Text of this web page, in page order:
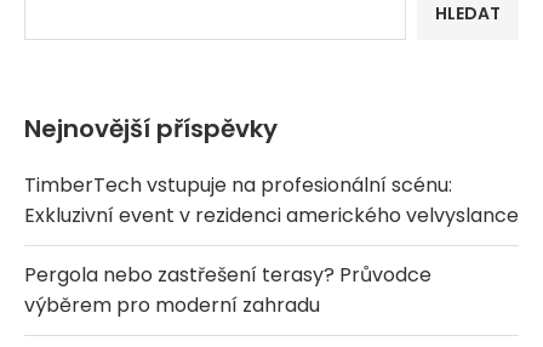
HLEDAT
Nejnovější příspěvky
TimberTech vstupuje na profesionální scénu:
Exkluzivní event v rezidenci amerického velvyslance
Pergola nebo zastřešení terasy? Průvodce
výběrem pro moderní zahradu